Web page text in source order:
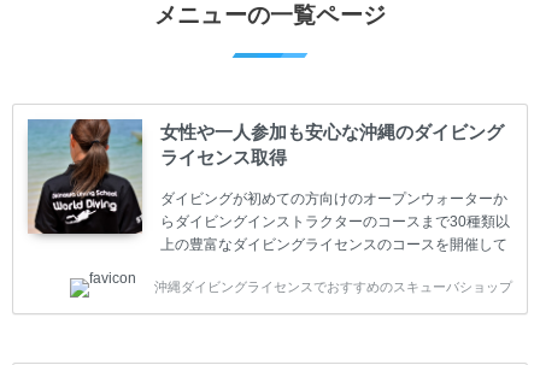
メニューの一覧ページ
女性や一人参加も安心な沖縄のダイビング
ライセンス取得
ダイビングが初めての方向けのオープンウォーターか
らダイビングインストラクターのコースまで30種類以
上の豊富なダイビングライセンスのコースを開催して
(TEC)のコースもご用意しています。 当スクールを受
講するお客様は一人参加などの少人数のご参加が最も
沖縄ダイビングライセンスでおすすめのスキューバショップ